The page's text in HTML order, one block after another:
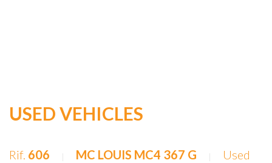
USED VEHICLES
Rif. 606 | MC LOUIS MC4 367 G | Used